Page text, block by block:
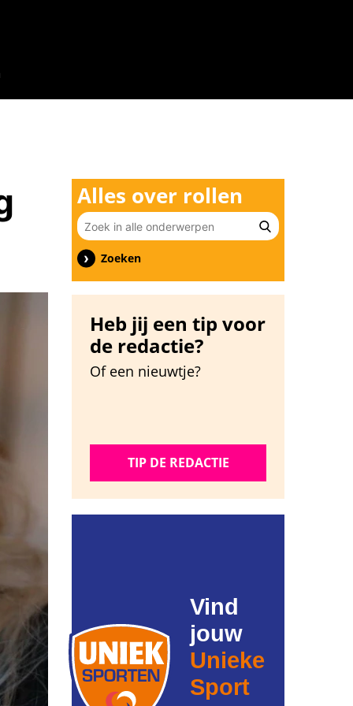
Alles over rollen
Zoeken
Heb jij een tip voor
de redactie?
Of een nieuwtje?
TIP DE REDACTIE
Vind
jouw
Unieke
Sport